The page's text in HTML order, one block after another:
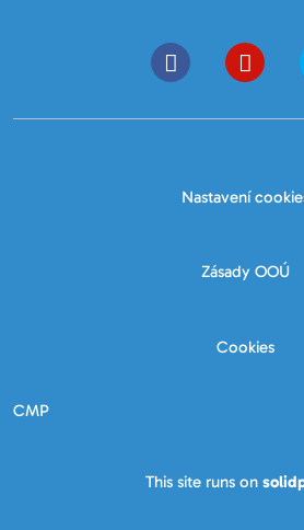
Nastavení
Zásady OOÚ
Cookies
CMP
This site runs on